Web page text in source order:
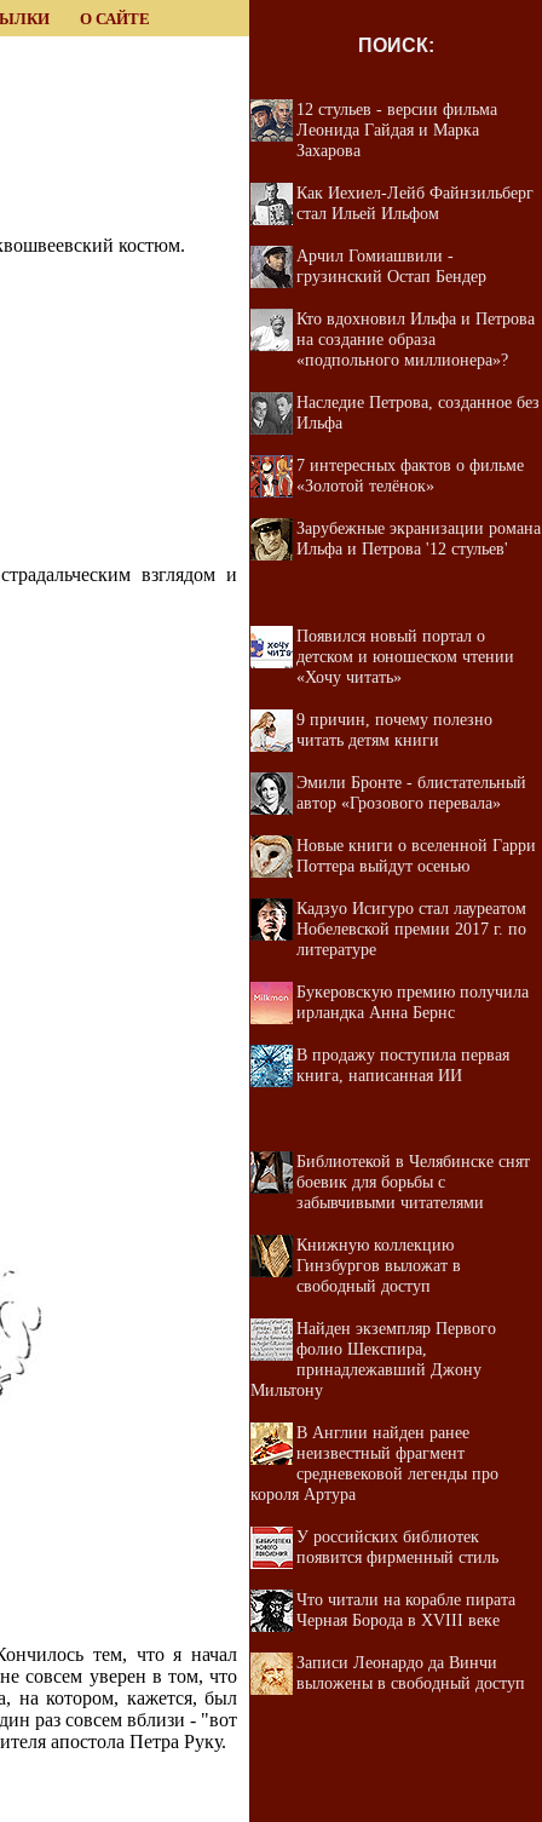
О САЙТЕ
костюм.
взглядом и
тем, что я начал
совсем уверен в том, что
на котором, кажется, был
раз совсем вблизи - "вот
апостола Петра Руку.
ПОИСК:
12 стульев - версии фильма
Леонида Гайдая и Марка
Захарова
Как Иехиел-Лейб Файнзильберг
стал Ильей Ильфом
Арчил Гомиашвили -
грузинский Остап Бендер
Кто вдохновил Ильфа и Петрова
на создание образа
«подпольного миллионера»?
Наследие Петрова, созданное без
Ильфа
7 интересных фактов о фильме
«Золотой телёнок»
Зарубежные экранизации романа
Ильфа и Петрова '12 стульев'
Появился новый портал о
детском и юношеском чтении
«Хочу читать»
9 причин, почему полезно
читать детям книги
Эмили Бронте - блистательный
автор «Грозового перевала»
Новые книги о вселенной Гарри
Поттера выйдут осенью
Кадзуо Исигуро стал лауреатом
Нобелевской премии 2017 г. по
литературе
Букеровскую премию получила
ирландка Анна Бернс
В продажу поступила первая
книга, написанная ИИ
Библиотекой в Челябинске снят
боевик для борьбы с
забывчивыми читателями
Книжную коллекцию
Гинзбургов выложат в
свободный доступ
Найден экземпляр Первого
фолио Шекспира,
принадлежавший Джону
Мильтону
В Англии найден ранее
неизвестный фрагмент
средневековой легенды про
короля Артура
У российских библиотек
появится фирменный стиль
Что читали на корабле пирата
Черная Борода в XVIII веке
Записи Леонардо да Винчи
выложены в свободный доступ